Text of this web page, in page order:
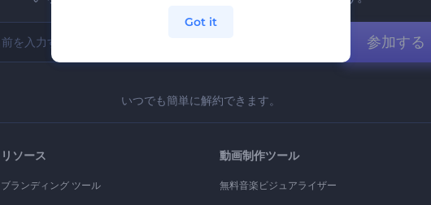
参加する
いつでも簡単に解約できます。
リソース
ブランディング ツール
動画制作ツール
無料音楽ビジュアライザー
Got it